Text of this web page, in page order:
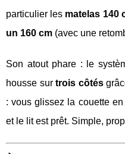
particulier les matelas 140
un 160 cm (avec une
Son atout phare : le
housse surtrois côtés
: vous glissez la couette
et le lit est prêt. Simple,